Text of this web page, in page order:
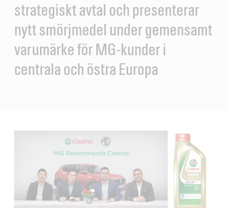
strategiskt avtal och presenterar
nytt smörjmedel under gemensamt
varumärke för MG-kunder i
centrala och östra Europa